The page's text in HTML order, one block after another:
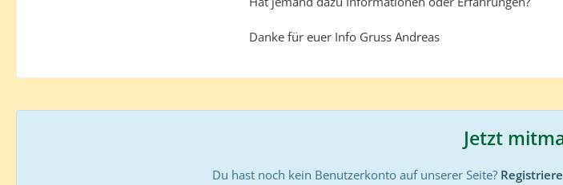
Danke für euer Info Gruss Andreas
Jetzt
Du hast noch kein Benutzerkonto auf unserer Seite?